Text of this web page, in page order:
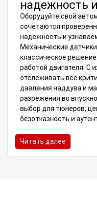
надежность
Оборудуйте свой
сочетаются
надежность и
Механические
классическое
работой двигателя. С
отслеживать все
давления наддува и
разрежения во
выбор для тюнеров,
безотказность и
Читать далее